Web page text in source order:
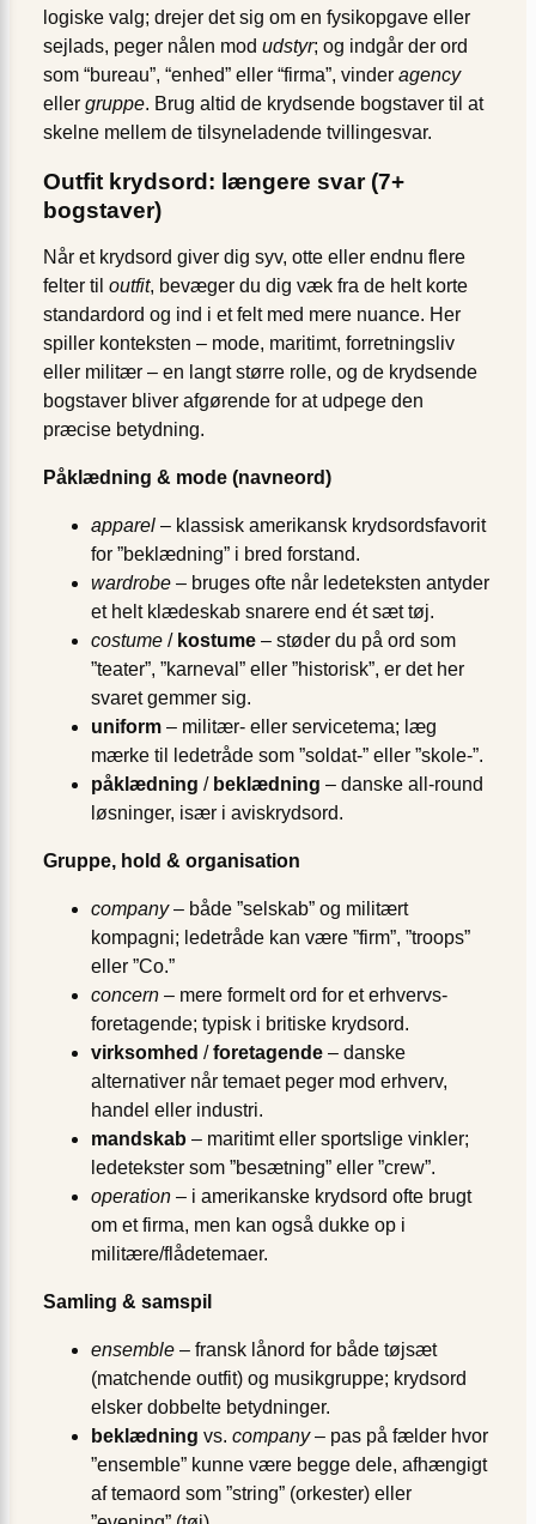
logiske valg; drejer det sig om en fysikopgave eller
sejlads, peger nålen mod udstyr; og indgår der ord
som “bureau”, “enhed” eller “firma”, vinder agency
eller gruppe. Brug altid de krydsende bogstaver til at
skelne mellem de tilsyneladende tvillingesvar.
Outfit krydsord: længere svar (7+
bogstaver)
Når et krydsord giver dig syv, otte eller endnu flere
felter til outfit, bevæger du dig væk fra de helt korte
standard­ord og ind i et felt med mere nuance. Her
spiller konteksten – mode, maritimt, forretningsliv
eller militær – en langt større rolle, og de krydsende
bogstaver bliver afgørende for at udpege den
præcise betydning.
Påklædning & mode (navneord)
apparel – klassisk amerikansk krydsords­favorit
for ”beklædning” i bred forstand.
wardrobe – bruges ofte når ledeteksten antyder
et helt klædeskab snarere end ét sæt tøj.
costume / kostume – støder du på ord som
”teater”, ”karneval” eller ”historisk”, er det her
svaret gemmer sig.
uniform – militær- eller service­tema; læg
mærke til ledetråde som ”soldat-” eller ”skole-”.
påklædning / beklædning – danske all-round
løsninger, især i avis­krydsord.
Gruppe, hold & organisation
company– både ”selskab” og militært
kompagni; ledetråde kan være ”firm”, ”troops”
eller ”Co.”
concern – mere formelt ord for et erhvervs­
foretagende; typisk i britiske krydsord.
virksomhed /foretagende – danske
alternativer når temaet peger mod erhverv,
handel eller industri.
mandskab – maritimt eller sports­lige vinkler;
ledetekster som ”besætning” eller ”crew”.
operation – i amerikanske krydsord ofte brugt
om et firma, men kan også dukke op i
militære/flåde­temaer.
Samling & samspil
ensemble – fransk lånord for både tøj­sæt
(matchende outfit) og musik­gruppe; krydsord
elsker dobbelte betydninger.
beklædning vs. company– pas på fælder hvor
”ensemble” kunne være begge dele, afhængigt
af temaord som ”string” (orkester) eller